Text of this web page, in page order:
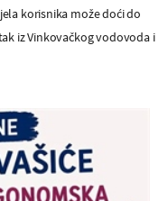
korisnika može doći do
iz Vinkovačkog vodovoda i